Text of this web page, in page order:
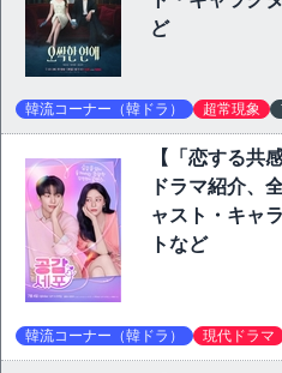
ど
韓流コーナー（韓ドラ） 超常現象
【「恋する共
ドラマ紹介、
ャスト・キャ
トなど
韓流コーナー（韓ドラ） 現代ドラマ